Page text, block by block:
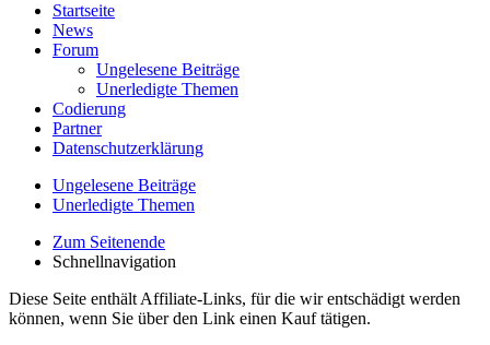
Startseite
News
Forum
Ungelesene Beiträge
Unerledigte Themen
Codierung
Partner
Datenschutzerklärung
Ungelesene Beiträge
Unerledigte Themen
Zum Seitenende
Schnellnavigation
Diese Seite enthält Affiliate-Links, für die wir entschädigt werden
können, wenn Sie über den Link einen Kauf tätigen.